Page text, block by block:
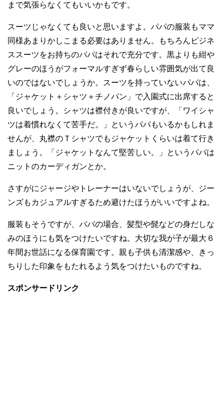
まで気張らなくてもいいかもです。
スーツじゃなくても良いと思いますよ。パパの服装もママ
同様あまりかしこまる必要はありません。もちろんビジネ
ススーツをお持ちのパパはそれで充分です。黒よりも紺や
グレーのほうがフォーマルすぎず春らしい雰囲気が出て良
いのではないでしょうか。スーツを持っていないパパは、
「ジャケット＋シャツ＋チノパン」で入園式に出席すると
良いでしょう。シャツは襟付きが良いですが、「ワイシャ
ツは着慣れなくて苦手だ。」というパパもいるかもしれま
せんが、丸襟のＴシャツでもジャケットくらいは着て行き
ましょう。「ジャケットなんて堅苦しい。」というパパは
ニットのカーディガンとか。
さすがにジャージやトレーナーはいないでしょうが、ジー
ンズもカジュアルすぎるため避けたほうがいいですよね。
服装もそうですが、パパの場合、髪型や髭などの身だしな
みのほうにも気をつけたいですね。大切な我が子が最大６
年間お世話になる保育園です。親も子供も清潔感や、きっ
ちりした印象をもたれるよう気をつけたいものですね。
スポンサードリンク